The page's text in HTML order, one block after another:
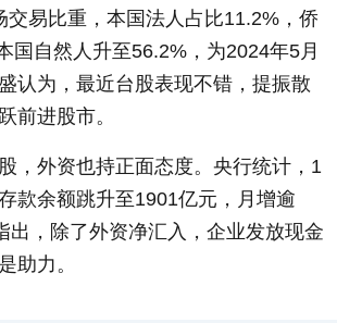
交易比重，本国法人占比11.2%，侨
国自然人升至56.2%，为2024年5月
认为，最近台股表现不错，提振散
前进股市。
，外资也持正面态度。央行统计，1
款余额跳升至1901亿元，月增逾
出，除了外资净汇入，企业发放现金
助力。